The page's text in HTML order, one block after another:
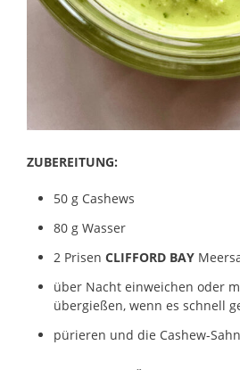
ZUBEREITUNG:
50 g Cashews
80 g Wasser
2 Prisen CLIFFORD BAY
über Nacht einweichen oder
übergießen, wenn es schnell
pürieren und die Cashew-